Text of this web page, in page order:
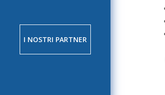
I NOSTRI PARTNER